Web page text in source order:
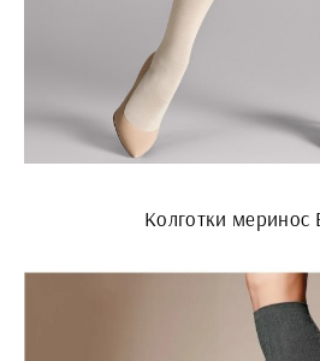
Колготки меринос